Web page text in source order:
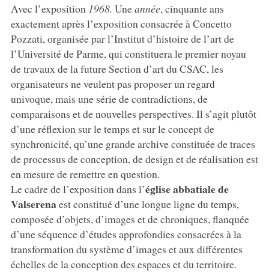
Avec l’exposition 1968. Uneannée, cinquante ans
exactement après l’exposition consacrée à Concetto
Pozzati, organisée par l’Institut d’histoire de l’art de
l’Université de Parme, qui constituera le premier noyau
de travaux de la future Section d’art du CSAC, les
organisateurs ne veulent pas proposer un regard
univoque, mais une série de contradictions, de
comparaisons et de nouvelles perspectives. Il s’agit plutôt
d’une réflexion sur le temps et sur le concept de
synchronicité, qu’une grande archive constituée de traces
de processus de conception, de design et de réalisation est
en mesure de remettre en question.
Le cadre de l’exposition dans l’église abbatiale de
Valserenaest constitué d’une longue ligne du temps,
composée d’objets, d’images et de chroniques, flanquée
d’une séquence d’études approfondies consacrées à la
transformation du système d’images et aux différentes
échelles de la conception des espaces et du territoire.